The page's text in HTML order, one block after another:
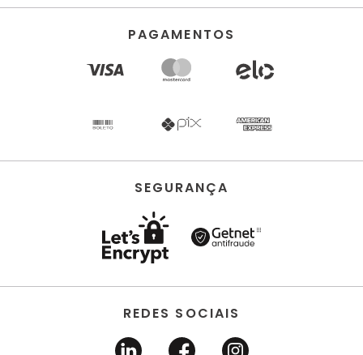
PAGAMENTOS
SEGURANÇA
REDES SOCIAIS